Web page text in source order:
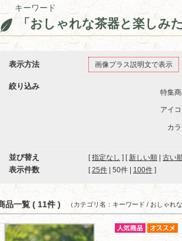
キーワード
「おしゃれな茶器と楽しみ
表示方法 画像プラス説明文で表示
絞り込み
特集
アイ
カ
並び替え [指定なし ] [ 新しい順 古い
表示件数 [ 25件 50件 100件 ]
品一覧 ( 11件 ) （カテゴリ名：キーワード / おしゃれな